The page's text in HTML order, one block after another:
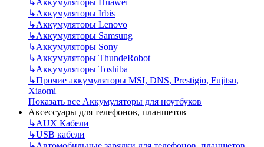
↳Аккумуляторы Irbis
↳Аккумуляторы Lenovo
↳Аккумуляторы Samsung
↳Аккумуляторы Sony
↳Аккумуляторы ThundeRobot
↳Аккумуляторы Toshiba
↳Прочие аккумуляторы MSI, DNS, Prestigio, Fujitsu,
Xiaomi
Показать все Аккумуляторы для ноутбуков
Аксессуары для телефонов, планшетов
↳AUX Кабели
↳USB кабели